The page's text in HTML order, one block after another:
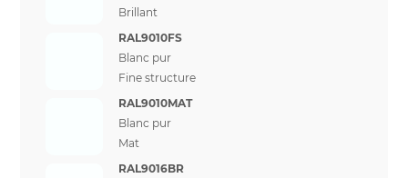
Brillant
RAL9010FS
Blanc pur
Fine structure
RAL9010MAT
Blanc pur
Mat
RAL9016BR